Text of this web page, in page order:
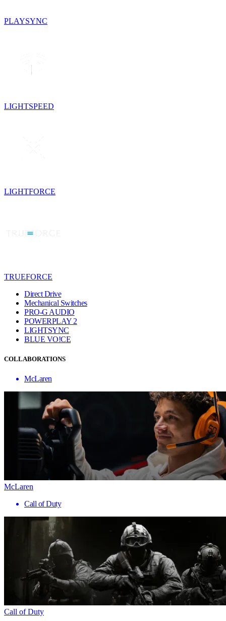
PLAYSYNC
LIGHTSPEED
LIGHTFORCE
TRUEFORCE
Direct Drive
Mechanical Switches
PRO-G AUDIO
POWERPLAY 2
LIGHTSYNC
BLUE VO!CE
COLLABORATIONS
McLaren
McLaren
Call of Duty
Call of Duty